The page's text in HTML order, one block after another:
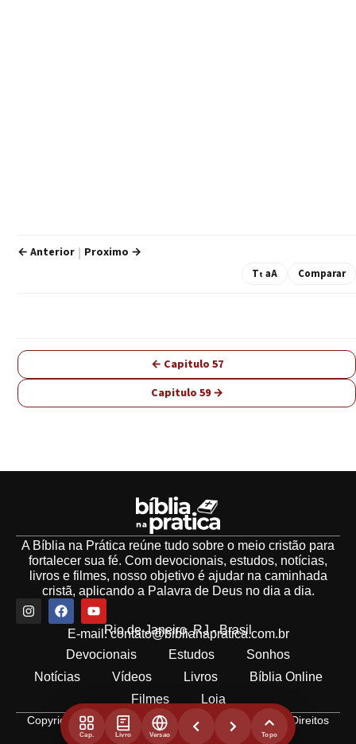
← Anterior Proximo →
Tt aA Comparar
← Capitulo 57
Capitulo 59 →
Cap. Livro Versao Topo
A Bíblia na Prática reúne tudo sobre o meio cristão para
fortalecer sua fé. Com devocionais, estudos, notícias,
livros e filmes, nosso objetivo é ajudar na caminhada
cristã, aplicando a Palavra de Deus no dia a dia.
Rio de Janeiro, RJ - Brasil
E-mail:contato@biblianapratica.com.br
Devocionais
Estudos
Sonhos
Notícias
Vídeos Livros
Bíblia Online
Filmes
Loja
Copyright 2021 - 2026 © Bíblia na Prática. Todos os Direitos
Reservados.